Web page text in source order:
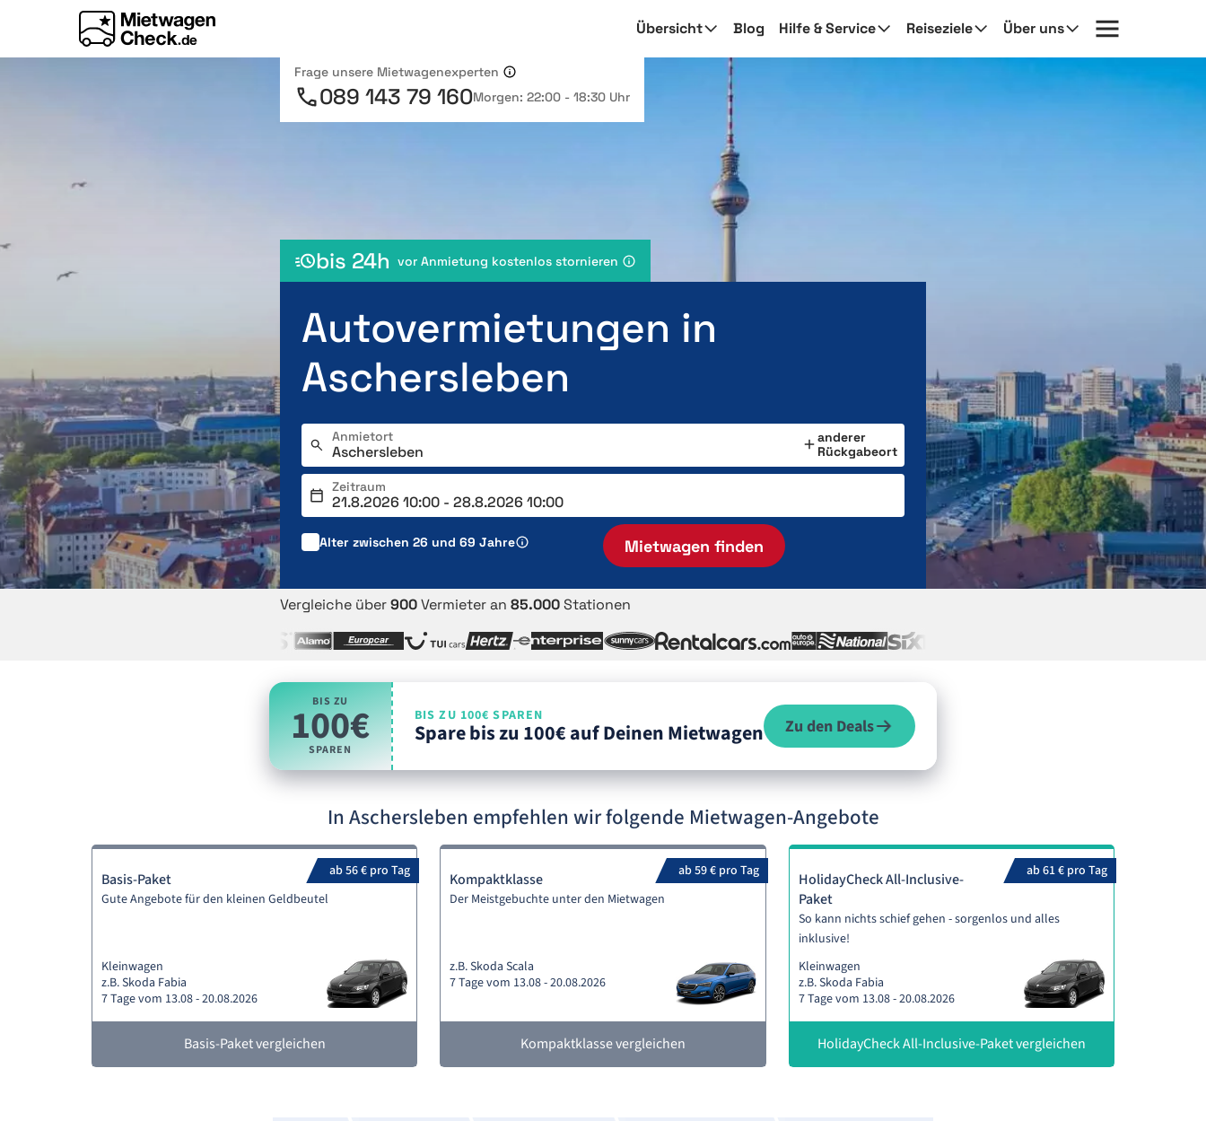
Übersicht Blog Hilfe & Service Reiseziele Über uns
Frage unsere Mietwagenexperten
089 143 79 160Morgen: 22:00 - 18:30 Uhr
bis 24h vor Anmietung kostenlos stornieren
Autovermietungen in
Aschersleben
Anmietort
anderer
Rückgabeort
Zeitraum
Alter zwischen 26 und 69 Jahre Mietwagen finden
Vergleiche über900Vermieter an 85.000Stationen
BIS ZU
100€
SPAREN
BIS ZU 100€ SPAREN
Spare bis zu 100€ auf Deinen Mietwagen Zu den Deals
In Aschersleben empfehlen wir folgende Mietwagen-Angebote
ab 56 € pro Tag
Basis-Paket
Gute Angebote für den kleinen Geldbeutel
Kleinwagen
z.B. Skoda Fabia
7 Tage vom 13.08 - 20.08.2026
Basis-Paket vergleichen
ab 59 € pro Tag
Kompaktklasse
Der Meistgebuchte unter den Mietwagen
z.B. Skoda Scala
7 Tage vom 13.08 - 20.08.2026
Kompaktklasse vergleichen
ab 61 € pro Tag
HolidayCheck All-Inclusive-
Paket
So kann nichts schief gehen - sorgenlos und alles
inklusive!
Kleinwagen
z.B. Skoda Fabia
7 Tage vom 13.08 - 20.08.2026
HolidayCheck All-Inclusive-Paket vergleichen